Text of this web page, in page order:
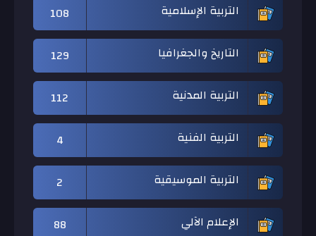
التربية الإسلامية
108
التاريخ والجغرافيا
129
التربية المدنية
112
التربية الفنية
4
التربية الموسيقية
2
الإعلام الآلي
88